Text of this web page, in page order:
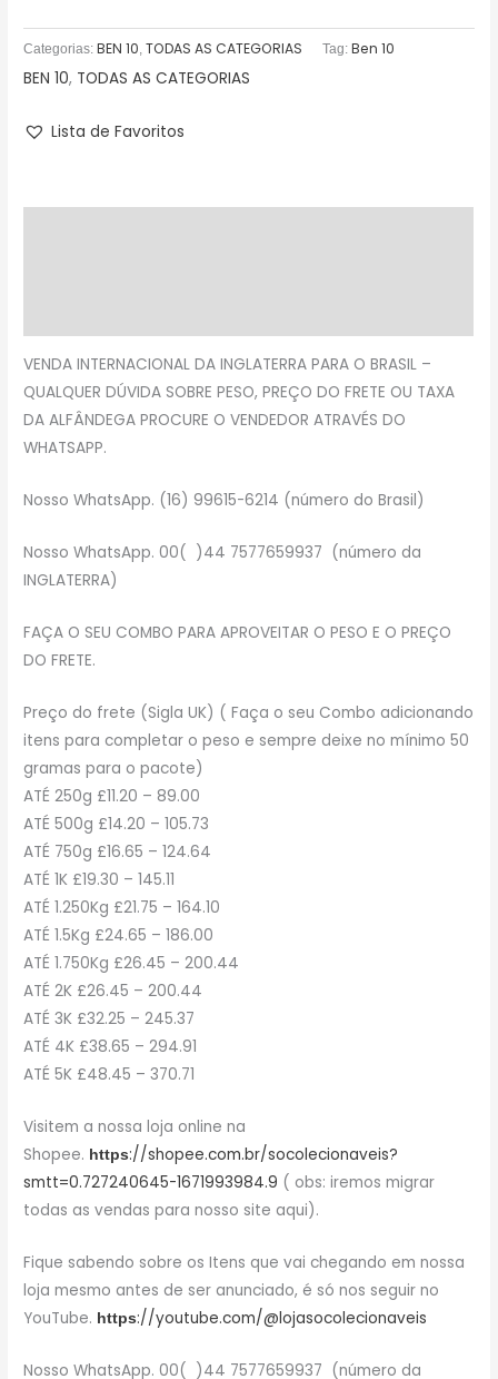
Categorias:BEN 10 ,TODAS AS CATEGORIAS Tag:Ben 10
BEN 10, TODAS AS CATEGORIAS
Lista de Favoritos
VENDA INTERNACIONAL DA INGLATERRA PARA O BRASIL –
QUALQUER DÚVIDA SOBRE PESO, PREÇO DO FRETE OU TAXA
DA ALFÂNDEGA PROCURE O VENDEDOR ATRAVÉS DO
WHATSAPP.
Nosso WhatsApp. (16) 99615-6214 (número do Brasil)
Nosso WhatsApp. 00( )44 7577659937 (número da
INGLATERRA)
FAÇA O SEU COMBO PARA APROVEITAR O PESO E O PREÇO
DO FRETE.
Preço do frete (Sigla UK) ( Faça o seu Combo adicionando
itens para completar o peso e sempre deixe no mínimo 50
gramas para o pacote)
ATÉ 250g £11.20 – 89.00
ATÉ 500g £14.20 – 105.73
ATÉ 750g £16.65 – 124.64
ATÉ 1K £19.30 – 145.11
ATÉ 1.250Kg £21.75 – 164.10
ATÉ 1.5Kg £24.65 – 186.00
ATÉ 1.750Kg £26.45 – 200.44
ATÉ 2K £26.45 – 200.44
ATÉ 3K £32.25 – 245.37
ATÉ 4K £38.65 – 294.91
ATÉ 5K £48.45 – 370.71
Visitem a nossa loja online na
Shopee. https://shopee.com.br/socolecionaveis?
smtt=0.727240645-1671993984.9 ( obs: iremos migrar
todas as vendas para nosso site aqui).
Fique sabendo sobre os Itens que vai chegando em nossa
loja mesmo antes de ser anunciado, é só nos seguir no
YouTube. https://youtube.com/@lojasocolecionaveis
Nosso WhatsApp. 00( )44 7577659937 (número da